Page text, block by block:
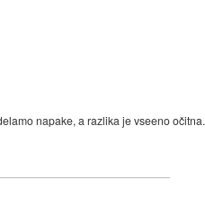
napake, a razlika je vseeno očitna.